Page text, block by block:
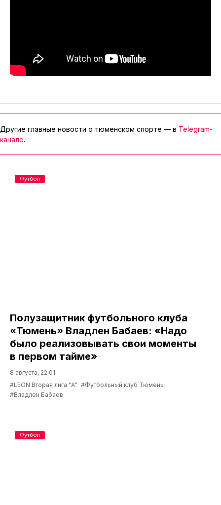
Другие главные новости о тюменском спорте — в Telegram-
канале.
Полузащитник футбольного клуба
«Тюмень» Владлен Бабаев: «Надо
было реализовывать свои моменты
в первом тайме»
8 августа, 22:01
#LEON Вторая лига "А" #Футбольный клуб Тюмень
#Владлен Бабаев
Футбол
Футбол